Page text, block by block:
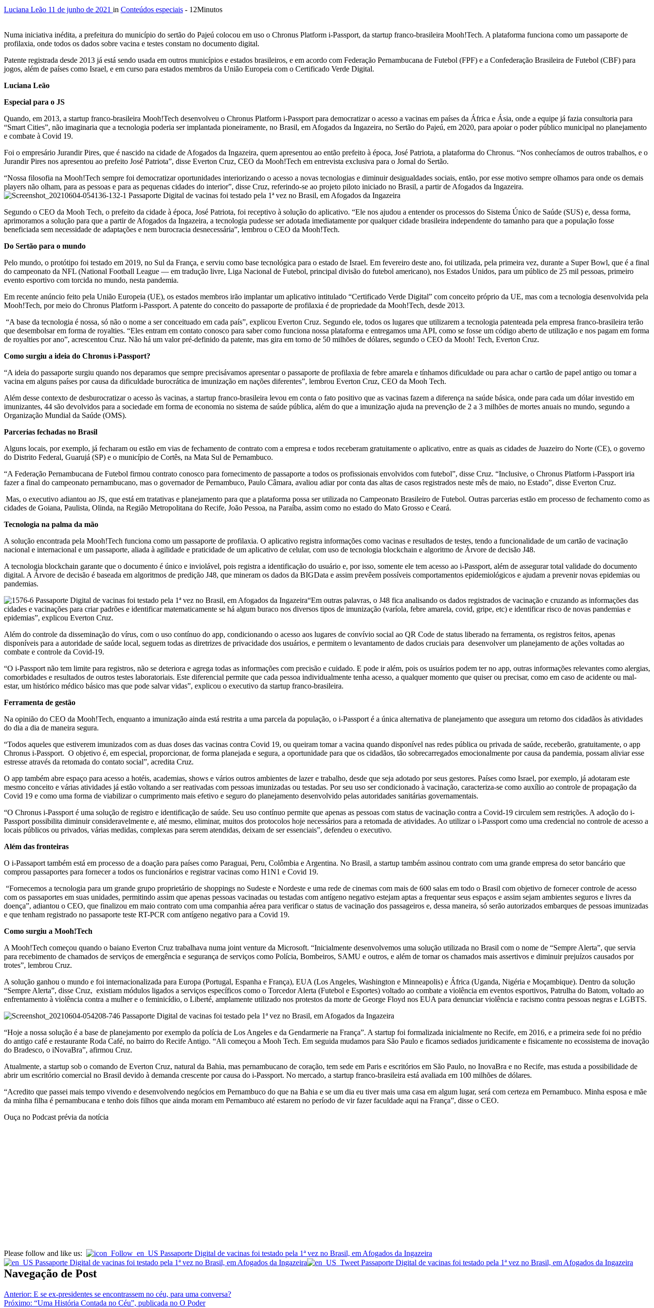
Luciana Leão 11 de junho de 2021 in Conteúdos especiais - 12Minutos
Numa iniciativa inédita, a prefeitura do município do sertão do Pajeú colocou em uso o Chronus Platform i-Passport, da startup franco-brasileira Mooh!Tech. A plataforma funciona como um passaporte de
profilaxia, onde todos os dados sobre vacina e testes constam no documento digital.
Patente registrada desde 2013 já está sendo usada em outros municípios e estados brasileiros, e em acordo com Federação Pernambucana de Futebol (FPF) e a Confederação Brasileira de Futebol (CBF) para
jogos, além de países como Israel, e em curso para estados membros da União Europeia com o Certificado Verde Digital.
Luciana Leão
Especial para o JS
Quando, em 2013, a startup franco-brasileira Mooh!Tech desenvolveu o Chronus Platform i-Passport para democratizar o acesso a vacinas em países da África e Ásia, onde a equipe já fazia consultoria para
“Smart Cities”, não imaginaria que a tecnologia poderia ser implantada pioneiramente, no Brasil, em Afogados da Ingazeira, no Sertão do Pajeú, em 2020, para apoiar o poder público municipal no planejamento
e combate à Covid 19.
Foi o empresário Jurandir Pires, que é nascido na cidade de Afogados da Ingazeira, quem apresentou ao então prefeito à época, José Patriota, a plataforma do Chronus. “Nos conhecíamos de outros trabalhos, e o
Jurandir Pires nos apresentou ao prefeito José Patriota”, disse Everton Cruz, CEO da Mooh!Tech em entrevista exclusiva para o Jornal do Sertão.
“Nossa filosofia na Mooh!Tech sempre foi democratizar oportunidades interiorizando o acesso a novas tecnologias e diminuir desigualdades sociais, então, por esse motivo sempre olhamos para onde os demais
players não olham, para as pessoas e para as pequenas cidades do interior”, disse Cruz, referindo-se ao projeto piloto iniciado no Brasil, a partir de Afogados da Ingazeira.
Segundo o CEO da Mooh Tech, o prefeito da cidade à época, José Patriota, foi receptivo à solução do aplicativo. “Ele nos ajudou a entender os processos do Sistema Único de Saúde (SUS) e, dessa forma,
aprimoramos a solução para que a partir de Afogados da Ingazeira, a tecnologia pudesse ser adotada imediatamente por qualquer cidade brasileira independente do tamanho para que a população fosse
beneficiada sem necessidade de adaptações e nem burocracia desnecessária”, lembrou o CEO da Mooh!Tech.
Do Sertão para o mundo
Pelo mundo, o protótipo foi testado em 2019, no Sul da França, e serviu como base tecnológica para o estado de Israel. Em fevereiro deste ano, foi utilizada, pela primeira vez, durante a Super Bowl, que é a final
do campeonato da NFL (National Football League — em tradução livre, Liga Nacional de Futebol, principal divisão do futebol americano), nos Estados Unidos, para um público de 25 mil pessoas, primeiro
evento esportivo com torcida no mundo, nesta pandemia.
Em recente anúncio feito pela União Europeia (UE), os estados membros irão implantar um aplicativo intitulado “Certificado Verde Digital” com conceito próprio da UE, mas com a tecnologia desenvolvida pela
Mooh!Tech, por meio do Chronus Platform i-Passport. A patente do conceito do passaporte de profilaxia é de propriedade da Mooh!Tech, desde 2013.
“A base da tecnologia é nossa, só não o nome a ser conceituado em cada país”, explicou Everton Cruz. Segundo ele, todos os lugares que utilizarem a tecnologia patenteada pela empresa franco-brasileira terão
que desembolsar em forma de royalties. “Eles entram em contato conosco para saber como funciona nossa plataforma e entregamos uma API, como se fosse um código aberto de utilização e nos pagam em forma
de royalties por ano”, acrescentou Cruz. Não há um valor pré-definido da patente, mas gira em torno de 50 milhões de dólares, segundo o CEO da Mooh! Tech, Everton Cruz.
Como surgiu a ideia do Chronus i-Passport?
“A ideia do passaporte surgiu quando nos deparamos que sempre precisávamos apresentar o passaporte de profilaxia de febre amarela e tínhamos dificuldade ou para achar o cartão de papel antigo ou tomar a
vacina em alguns países por causa da dificuldade burocrática de imunização em nações diferentes”, lembrou Everton Cruz, CEO da Mooh Tech.
Além desse contexto de desburocratizar o acesso às vacinas, a startup franco-brasileira levou em conta o fato positivo que as vacinas fazem a diferença na saúde básica, onde para cada um dólar investido em
imunizantes, 44 são devolvidos para a sociedade em forma de economia no sistema de saúde pública, além do que a imunização ajuda na prevenção de 2 a 3 milhões de mortes anuais no mundo, segundo a
Organização Mundial da Saúde (OMS).
Parcerias fechadas no Brasil
Alguns locais, por exemplo, já fecharam ou estão em vias de fechamento de contrato com a empresa e todos receberam gratuitamente o aplicativo, entre as quais as cidades de Juazeiro do Norte (CE), o governo
do Distrito Federal, Guarujá (SP) e o município de Cortês, na Mata Sul de Pernambuco.
“A Federação Pernambucana de Futebol firmou contrato conosco para fornecimento de passaporte a todos os profissionais envolvidos com futebol”, disse Cruz. “Inclusive, o Chronus Platform i-Passport iria
fazer a final do campeonato pernambucano, mas o governador de Pernambuco, Paulo Câmara, avaliou adiar por conta das altas de casos registrados neste mês de maio, no Estado”, disse Everton Cruz.
Mas, o executivo adiantou ao JS, que está em tratativas e planejamento para que a plataforma possa ser utilizada no Campeonato Brasileiro de Futebol. Outras parcerias estão em processo de fechamento como as
cidades de Goiana, Paulista, Olinda, na Região Metropolitana do Recife, João Pessoa, na Paraíba, assim como no estado do Mato Grosso e Ceará.
Tecnologia na palma da mão
A solução encontrada pela Mooh!Tech funciona como um passaporte de profilaxia. O aplicativo registra informações como vacinas e resultados de testes, tendo a funcionalidade de um cartão de vacinação
nacional e internacional e um passaporte, aliada à agilidade e praticidade de um aplicativo de celular, com uso de tecnologia blockchain e algoritmo de Árvore de decisão J48.
A tecnologia blockchain garante que o documento é único e inviolável, pois registra a identificação do usuário e, por isso, somente ele tem acesso ao i-Passport, além de assegurar total validade do documento
digital. A Árvore de decisão é baseada em algoritmos de predição J48, que mineram os dados da BIGData e assim prevêem possíveis comportamentos epidemiológicos e ajudam a prevenir novas epidemias ou
pandemias.
“Em outras palavras, o J48 fica analisando os dados registrados de vacinação e cruzando as informações das
cidades e vacinações para criar padrões e identificar matematicamente se há algum buraco nos diversos tipos de imunização (varíola, febre amarela, covid, gripe, etc) e identificar risco de novas pandemias e
epidemias”, explicou Everton Cruz.
Além do controle da disseminação do vírus, com o uso contínuo do app, condicionando o acesso aos lugares de convívio social ao QR Code de status liberado na ferramenta, os registros feitos, apenas
disponíveis para a autoridade de saúde local, seguem todas as diretrizes de privacidade dos usuários, e permitem o levantamento de dados cruciais para desenvolver um planejamento de ações voltadas ao
combate e controle da Covid-19.
“O i-Passport não tem limite para registros, não se deteriora e agrega todas as informações com precisão e cuidado. E pode ir além, pois os usuários podem ter no app, outras informações relevantes como alergias,
comorbidades e resultados de outros testes laboratoriais. Este diferencial permite que cada pessoa individualmente tenha acesso, a qualquer momento que quiser ou precisar, como em caso de acidente ou mal-
estar, um histórico médico básico mas que pode salvar vidas”, explicou o executivo da startup franco-brasileira.
Ferramenta de gestão
Na opinião do CEO da Mooh!Tech, enquanto a imunização ainda está restrita a uma parcela da população, o i-Passport é a única alternativa de planejamento que assegura um retorno dos cidadãos às atividades
do dia a dia de maneira segura.
“Todos aqueles que estiverem imunizados com as duas doses das vacinas contra Covid 19, ou queiram tomar a vacina quando disponível nas redes pública ou privada de saúde, receberão, gratuitamente, o app
Chronus i-Passport. O objetivo é, em especial, proporcionar, de forma planejada e segura, a oportunidade para que os cidadãos, tão sobrecarregados emocionalmente por causa da pandemia, possam aliviar esse
estresse através da retomada do contato social”, acredita Cruz.
O app também abre espaço para acesso a hotéis, academias, shows e vários outros ambientes de lazer e trabalho, desde que seja adotado por seus gestores. Países como Israel, por exemplo, já adotaram este
mesmo conceito e várias atividades já estão voltando a ser reativadas com pessoas imunizadas ou testadas. Por seu uso ser condicionado à vacinação, caracteriza-se como auxílio ao controle de propagação da
Covid 19 e como uma forma de viabilizar o cumprimento mais efetivo e seguro do planejamento desenvolvido pelas autoridades sanitárias governamentais.
“O Chronus i-Passport é uma solução de registro e identificação de saúde. Seu uso contínuo permite que apenas as pessoas com status de vacinação contra a Covid-19 circulem sem restrições. A adoção do i-
Passport possibilita diminuir consideravelmente e, até mesmo, eliminar, muitos dos protocolos hoje necessários para a retomada de atividades. Ao utilizar o i-Passport como uma credencial no controle de acesso a
locais públicos ou privados, várias medidas, complexas para serem atendidas, deixam de ser essenciais”, defendeu o executivo.
Além das fronteiras
O i-Passaport também está em processo de a doação para países como Paraguai, Peru, Colômbia e Argentina. No Brasil, a startup também assinou contrato com uma grande empresa do setor bancário que
comprou passaportes para fornecer a todos os funcionários e registrar vacinas como H1N1 e Covid 19.
“Fornecemos a tecnologia para um grande grupo proprietário de shoppings no Sudeste e Nordeste e uma rede de cinemas com mais de 600 salas em todo o Brasil com objetivo de fornecer controle de acesso
com os passaportes em suas unidades, permitindo assim que apenas pessoas vacinadas ou testadas com antígeno negativo estejam aptas a frequentar seus espaços e assim sejam ambientes seguros e livres da
doença”, adiantou o CEO, que finalizou em maio contrato com uma companhia aérea para verificar o status de vacinação dos passageiros e, dessa maneira, só serão autorizados embarques de pessoas imunizadas
e que tenham registrado no passaporte teste RT-PCR com antígeno negativo para a Covid 19.
Como surgiu a Mooh!Tech
A Mooh!Tech começou quando o baiano Everton Cruz trabalhava numa joint venture da Microsoft. “Inicialmente desenvolvemos uma solução utilizada no Brasil com o nome de “Sempre Alerta”, que servia
para recebimento de chamados de serviços de emergência e segurança de serviços como Polícia, Bombeiros, SAMU e outros, e além de tornar os chamados mais assertivos e diminuir prejuízos causados por
trotes”, lembrou Cruz.
A solução ganhou o mundo e foi internacionalizada para Europa (Portugal, Espanha e França), EUA (Los Angeles, Washington e Minneapolis) e África (Uganda, Nigéria e Moçambique). Dentro da solução
“Sempre Alerta”, disse Cruz, existiam módulos ligados a serviços específicos como o Torcedor Alerta (Futebol e Esportes) voltado ao combate a violência em eventos esportivos, Patrulha do Batom, voltado ao
enfrentamento à violência contra a mulher e o feminicídio, o Liberté, amplamente utilizado nos protestos da morte de George Floyd nos EUA para denunciar violência e racismo contra pessoas negras e LGBTS.
“Hoje a nossa solução é a base de planejamento por exemplo da polícia de Los Angeles e da Gendarmerie na França”. A startup foi formalizada inicialmente no Recife, em 2016, e a primeira sede foi no prédio
do antigo café e restaurante Roda Café, no bairro do Recife Antigo. “Ali começou a Mooh Tech. Em seguida mudamos para São Paulo e ficamos sediados juridicamente e fisicamente no ecossistema de inovação
do Bradesco, o iNovaBra”, afirmou Cruz.
Atualmente, a startup sob o comando de Everton Cruz, natural da Bahia, mas pernambucano de coração, tem sede em Paris e escritórios em São Paulo, no InovaBra e no Recife, mas estuda a possibilidade de
abrir um escritório comercial no Brasil devido à demanda crescente por causa do i-Passport. No mercado, a startup franco-brasileira está avaliada em 100 milhões de dólares.
“Acredito que passei mais tempo vivendo e desenvolvendo negócios em Pernambuco do que na Bahia e se um dia eu tiver mais uma casa em algum lugar, será com certeza em Pernambuco. Minha esposa e mãe
da minha filha é pernambucana e tenho dois filhos que ainda moram em Pernambuco até estarem no período de vir fazer faculdade aqui na França”, disse o CEO.
Ouça no Podcast prévia da notícia
Please follow and like us:
Navegação de Post
Anterior: E se ex-presidentes se encontrassem no céu, para uma conversa?
Próximo: “Uma História Contada no Céu”, publicada no O Poder